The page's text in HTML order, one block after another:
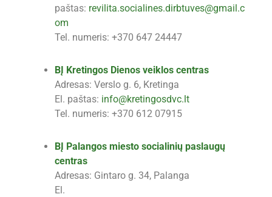
paštas: revilita.socialines.dirbtuves@gmail.c
om
Tel. numeris: +370 647 24447
BĮ Kretingos Dienos veiklos centras
Adresas: Verslo g. 6, Kretinga
El. paštas: info@kretingosdvc.lt
Tel. numeris: +370 612 07915
BĮ Palangos miesto socialinių paslaugų
centras
Adresas: Gintaro g. 34, Palanga
El.